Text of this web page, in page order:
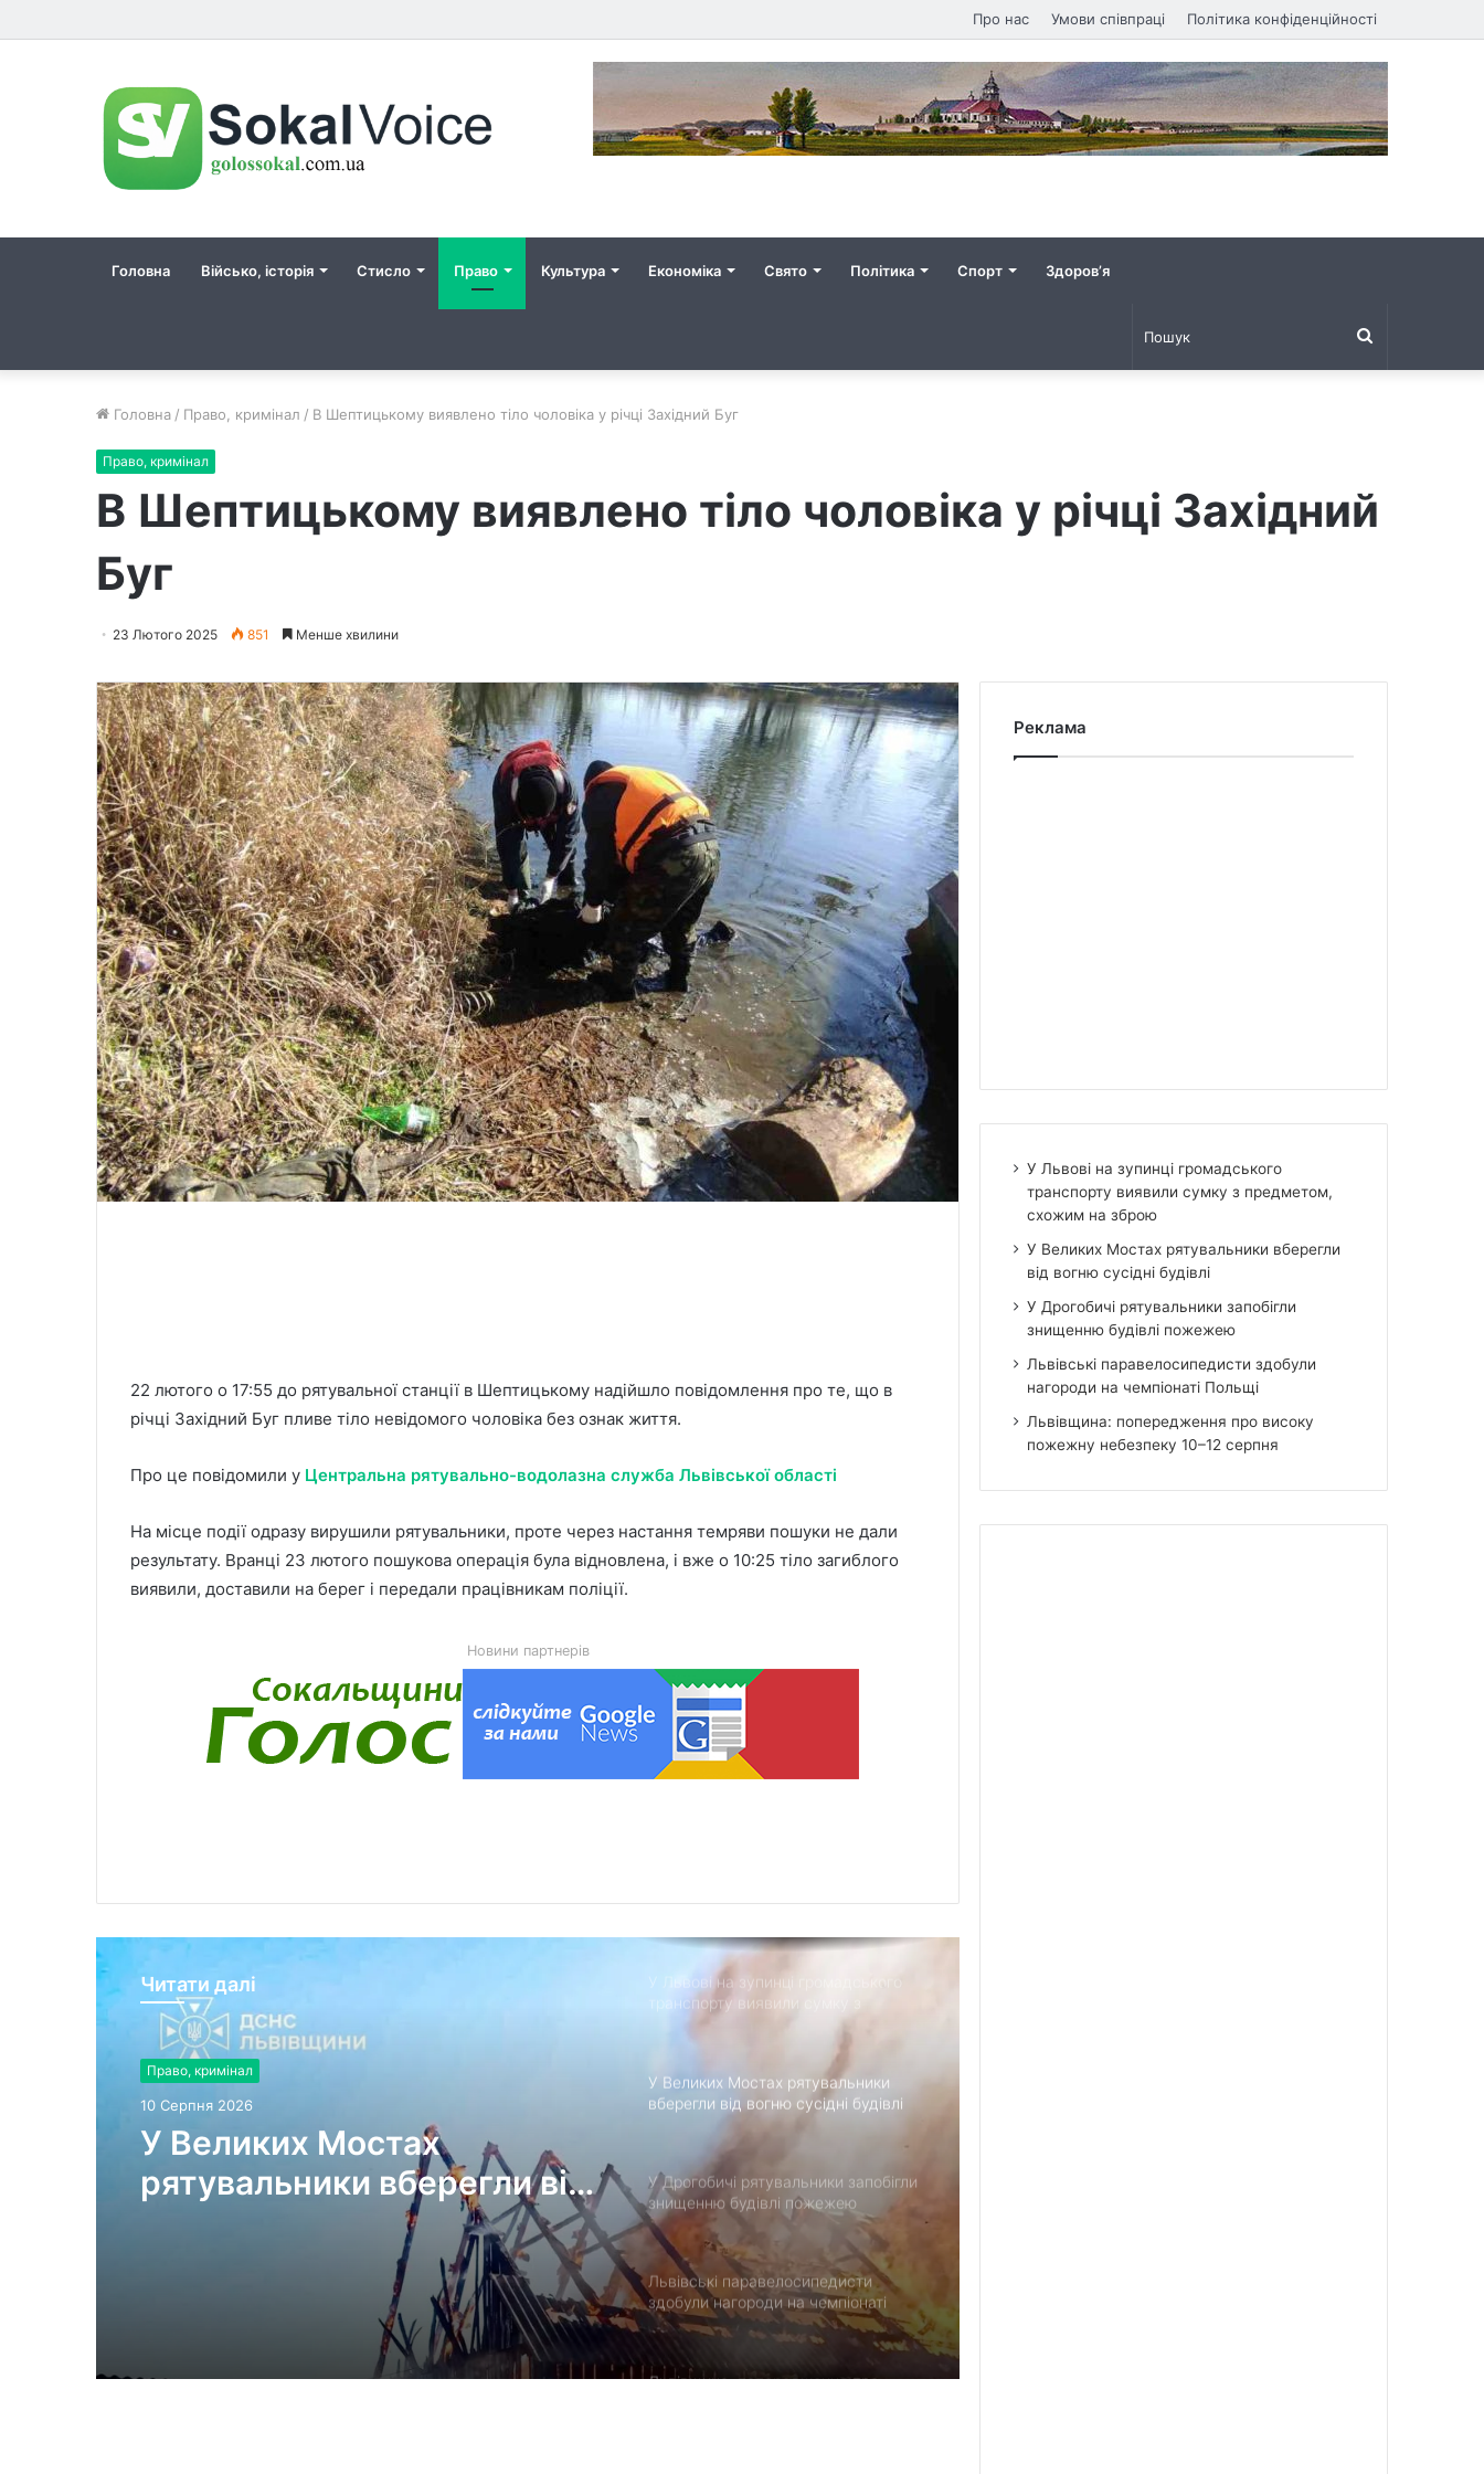
Про нас Умови співпраці Політика конфіденційності
Головна Військо, історія Стисло Право Культура Економіка Свято Політика Спорт Здоров’я
Головна / Право, кримінал / В Шептицькому виявлено тіло чоловіка у річці Західний Буг
Право, кримінал
В Шептицькому виявлено тіло чоловіка у річці Західний
Буг
23 Лютого 2025 851 Менше хвилини
22 лютого о 17:55 до рятувальної станції в Шептицькому надійшло повідомлення про те, що в
річці Західний Буг пливе тіло невідомого чоловіка без ознак життя.
Про це повідомили у Центральна рятувально-водолазна служба Львівської області
На місце події одразу вирушили рятувальники, проте через настання темряви пошуки не дали
результату. Вранці 23 лютого пошукова операція була відновлена, і вже о 10:25 тіло загиблого
виявили, доставили на берег і передали працівникам поліції.
Новини партнерів
Читати далі
Право, кримінал
10 Серпня 2026
У Великих Мостах
рятувальники вберегли від
вогню сусідні будівлі
У Великих Мостах рятувальники
Львівські паравелосипедисти
здобули нагороди на чемпіонаті
Польщі
Львівщина: попередження про
вісьмома захисниками
У Львові на зупинці громадського
транспорту виявили сумку з
предметом, схожим на зброю
У Великих Мостах рятувальники
вберегли від вогню сусідні будівлі
У Дрогобичі рятувальники запобігли
знищенню будівлі пожежею
Львівські паравелосипедисти
здобули нагороди на чемпіонаті
Польщі
Львівщина: попередження про
Реклама
У Львові на зупинці громадського
транспорту виявили сумку з предметом,
схожим на зброю
У Великих Мостах рятувальники вберегли
від вогню сусідні будівлі
У Дрогобичі рятувальники запобігли
знищенню будівлі пожежею
Львівські паравелосипедисти здобули
нагороди на чемпіонаті Польщі
Львівщина: попередження про високу
пожежну небезпеку 10–12 серпня